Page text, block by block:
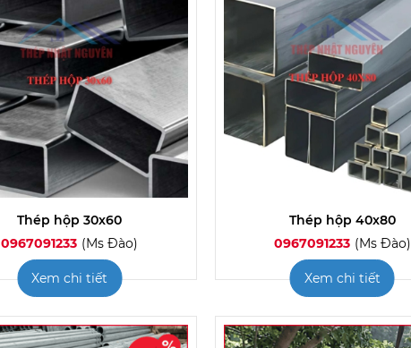
Thép hộp 30x60
0967091233 (Ms Đào)
Xem chi tiết
Thép hộp 40x80
0967091233 (Ms Đào)
Xem chi tiết